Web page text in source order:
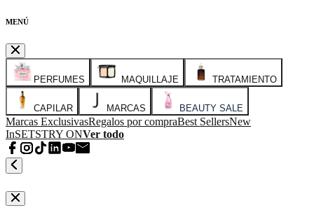
MENÚ
PERFUMES MAQUILLAJE TRATAMIENTO
CAPILAR MARCAS BEAUTY SALE
Marcas ExclusivasRegalos por compraBest SellersNew
InSETSTRY ONVer todo